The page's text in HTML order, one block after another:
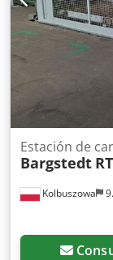
Kolbuszowa
Estación de
Bargstedt